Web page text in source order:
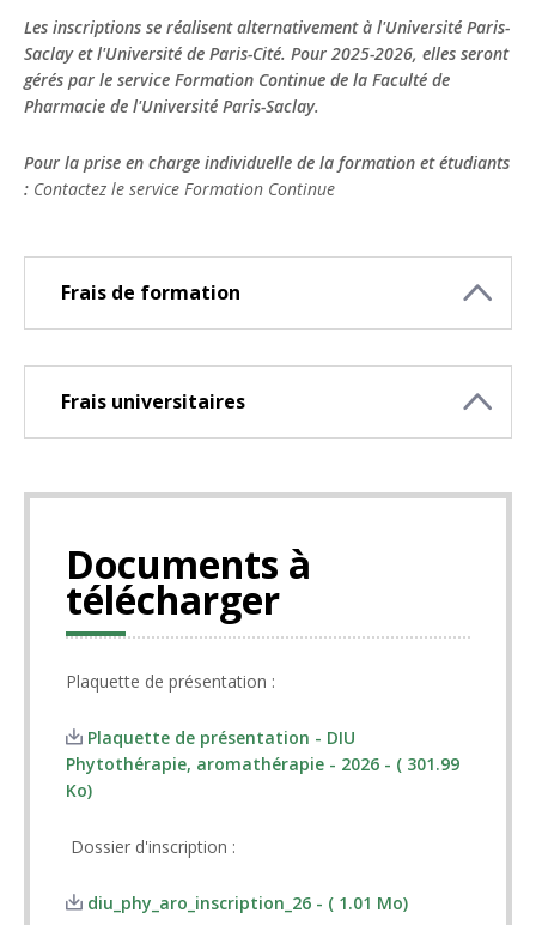
Les inscriptions se réalisent alternativement à l'Université Paris-
Saclay et l'Université de Paris-Cité. Pour 2025-2026, elles seront
gérés par le service Formation Continue de la Faculté de
Pharmacie de l'Université Paris-Saclay.
Pour la prise en charge individuelle de la formation et étudiants
: Contactez le service Formation Continue
Frais de formation
Frais universitaires
Documents à
télécharger
Plaquette de présentation :
Plaquette de présentation - DIU
Phytothérapie, aromathérapie - 2026 - ( 301.99
Ko)
Dossier d'inscription :
diu_phy_aro_inscription_26 - ( 1.01 Mo)